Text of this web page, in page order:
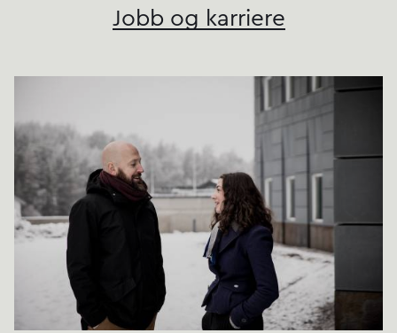
Jobb og karriere